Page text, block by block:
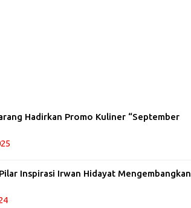
Hadirkan Promo Kuliner “September
Inspirasi Irwan Hidayat Mengembangkan